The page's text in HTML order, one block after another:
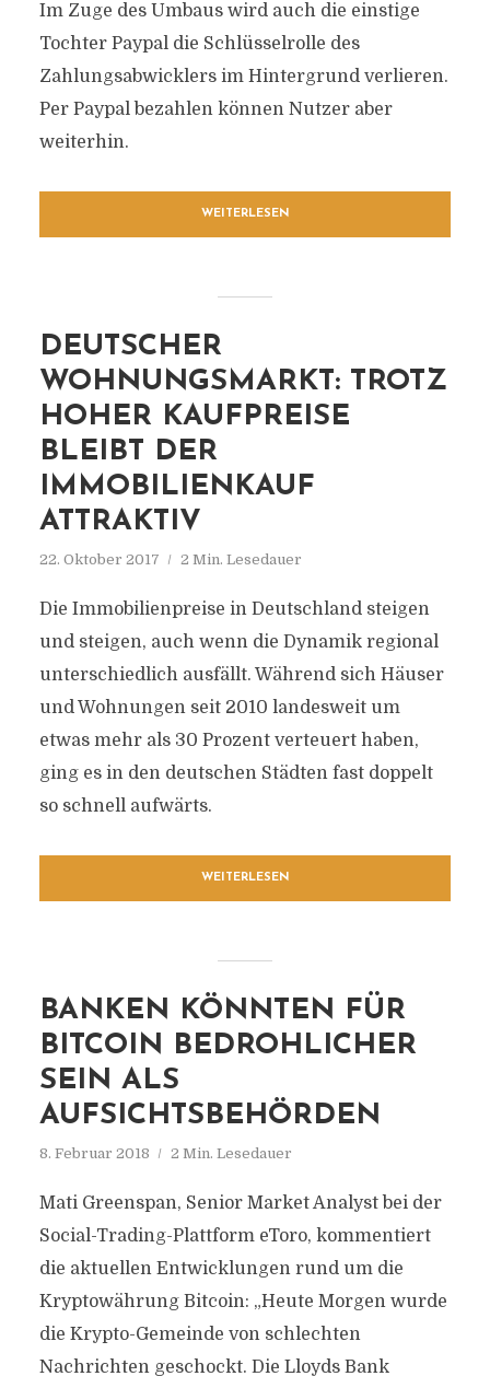
Im Zuge des Umbaus wird auch die einstige
Tochter Paypal die Schlüsselrolle des
Zahlungsabwicklers im Hintergrund verlieren.
Per Paypal bezahlen können Nutzer aber
weiterhin.
WEITERLESEN
DEUTSCHER
WOHNUNGSMARKT: TROTZ
HOHER KAUFPREISE
BLEIBT DER
IMMOBILIENKAUF
ATTRAKTIV
22. Oktober 2017 2 Min. Lesedauer
Die Immobilienpreise in Deutschland steigen
und steigen, auch wenn die Dynamik regional
unterschiedlich ausfällt. Während sich Häuser
und Wohnungen seit 2010 landesweit um
etwas mehr als 30 Prozent verteuert haben,
ging es in den deutschen Städten fast doppelt
so schnell aufwärts.
WEITERLESEN
BANKEN KÖNNTEN FÜR
BITCOIN BEDROHLICHER
SEIN ALS
AUFSICHTSBEHÖRDEN
8. Februar 2018 2 Min. Lesedauer
Mati Greenspan, Senior Market Analyst bei der
Social-Trading-Plattform eToro, kommentiert
die aktuellen Entwicklungen rund um die
Kryptowährung Bitcoin: „Heute Morgen wurde
die Krypto-Gemeinde von schlechten
Nachrichten geschockt. Die Lloyds Bank